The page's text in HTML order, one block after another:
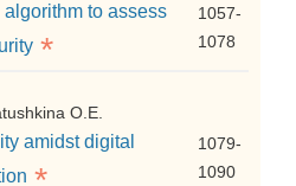
to assess
*
1057-
1078
O.E.
amidst digital
1079-
1090